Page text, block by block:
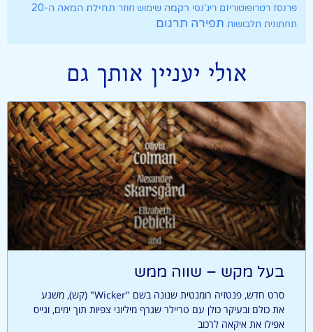
פרנסז רטרופוטוריזם ריג'נסי רקמה שימוש חוזר תחילת המאה ה-20
תחתונית תלבושות תפירה תרגום
אולי יעניין אותך גם
בעל מקש – שווה ממש
סרט חדש, פנטזיה רומנטית שנונה בשם "Wicker" (קש), משגע
את כולם ובעיקר כולן עם טריילר שגרף מיליוני צפיות תוך ימים, וגייס
אפילו את איקאה לרכוב